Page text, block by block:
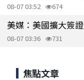
08-07 03:52 674
美媒：美國擴大簽
08-07 03:36 731
焦點文章